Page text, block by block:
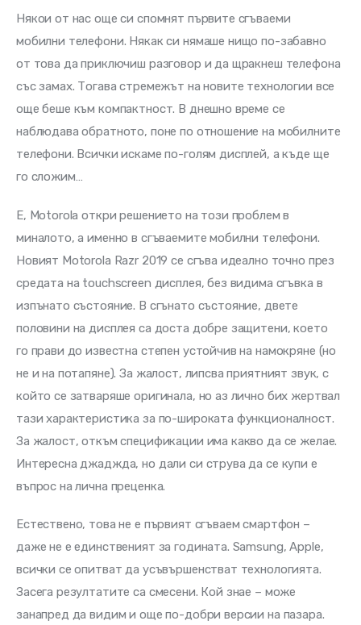
Някои от нас още си спомнят първите сгъваеми
мобилни телефони. Някак си нямаше нищо по-забавно
от това да приключиш разговор и да щракнеш телефона
със замах. Тогава стремежът на новите технологии все
още беше към компактност. В днешно време се
наблюдава обратното, поне по отношение на мобилните
телефони. Всички искаме по-голям дисплей, а къде ще
го сложим…
Е, Motorola откри решението на този проблем в
миналото, а именно в сгъваемите мобилни телефони.
Новият Motorola Razr 2019 се сгъва идеално точно през
средата на touchscreen дисплея, без видима сгъвка в
изпънато състояние. В сгънато състояние, двете
половини на дисплея са доста добре защитени, което
го прави до известна степен устойчив на намокряне (но
не и на потапяне). За жалост, липсва приятният звук, с
който се затваряше оригинала, но аз лично бих жертвал
тази характеристика за по-широката функционалност.
За жалост, откъм спецификации има какво да се желае.
Интересна джаджда, но дали си струва да се купи е
въпрос на лична преценка.
Естествено, това не е първият сгъваем смартфон –
даже не е единственият за годината. Samsung, Apple,
всички се опитват да усъвършенстват технологията.
Засега резултатите са смесени. Кой знае – може
занапред да видим и още по-добри версии на пазара.